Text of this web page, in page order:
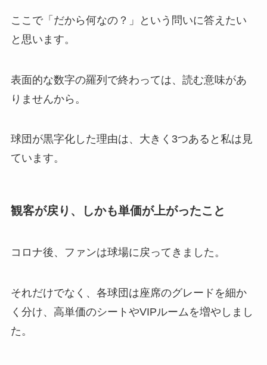
ここで「だから何なの？」という問いに答えたい
と思います。
表面的な数字の羅列で終わっては、読む意味があ
りませんから。
球団が黒字化した理由は、大きく3つあると私は見
ています。
観客が戻り、しかも単価が上がったこと
コロナ後、ファンは球場に戻ってきました。
それだけでなく、各球団は座席のグレードを細か
く分け、高単価のシートやVIPルームを増やしまし
た。